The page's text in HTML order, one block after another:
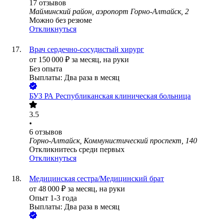
17 отзывов
Майминский район, аэропорт Горно-Алтайск, 2
Можно без резюме
Откликнуться
Врач сердечно-сосудистый хирург
от 150 000 ₽ за месяц, на руки
Без опыта
Выплаты: Два раза в месяц
БУЗ РА Республиканская клиническая больница
3.5
•
6 отзывов
Горно-Алтайск, Коммунистический проспект, 140
Откликнитесь среди первых
Откликнуться
Медицинская сестра/Медицинский брат
от 48 000 ₽ за месяц, на руки
Опыт 1-3 года
Выплаты: Два раза в месяц